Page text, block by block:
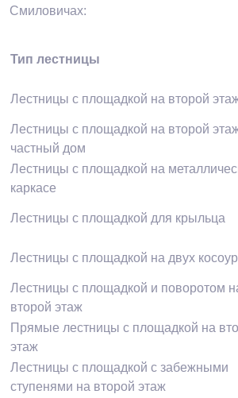
Смиловичах:
Тип лестницы
Лестницы с площадкой на второй
Лестницы с площадкой на второй
частный дом
Лестницы с площадкой на
каркасе
Лестницы с площадкой для крыльца
Лестницы с площадкой на двух
Лестницы с площадкой и поворотом
второй этаж
Прямые лестницы с площадкой на
этаж
Лестницы с площадкой с забежными
ступенями на второй этаж